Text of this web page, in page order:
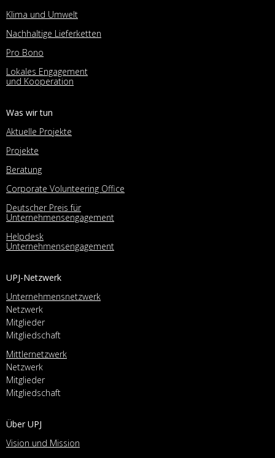
Klima und Umwelt
Nachhaltige Lieferketten
Pro Bono
Lokales Engagement
und Kooperation
Was wir tun
Aktuelle Projekte
Projekte
Beratung
Corporate Volunteering Office
Deutscher Preis für
Unternehmensengagement
Helpdesk
Unternehmensengagement
UPJ-Netzwerk
Unternehmensnetzwerk
Netzwerk
Mitglieder
Mitgliedschaft
Mittlernetzwerk
Netzwerk
Mitglieder
Mitgliedschaft
Über UPJ
Vision und Mission